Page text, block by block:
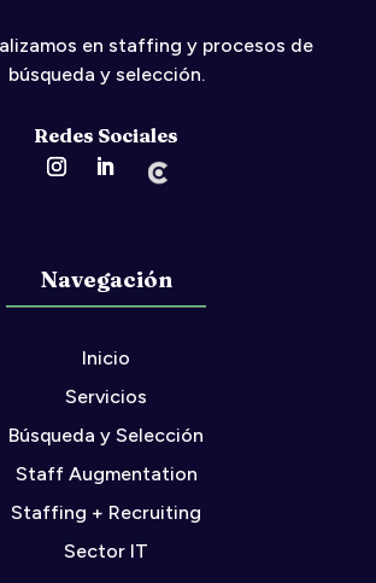
en staffing y procesos de
búsqueda y selección.
Redes Sociales
Navegación
Inicio
Servicios
Búsqueda y Selección
Staff Augmentation
Staffing + Recruiting
Sector IT